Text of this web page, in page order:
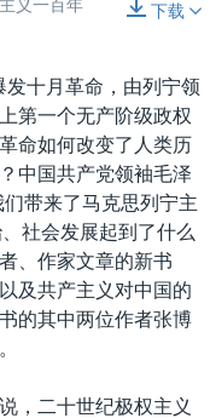
下载
义一百年
十月革命，由列宁领
第一个无产阶级政权
命如何改变了人类历
中国共产党领袖毛泽
带来了马克思列宁主
、社会发展起到了什么
、作家文章的新书
及共产主义对中国的
的其中两位作者张博
，二十世纪极权主义